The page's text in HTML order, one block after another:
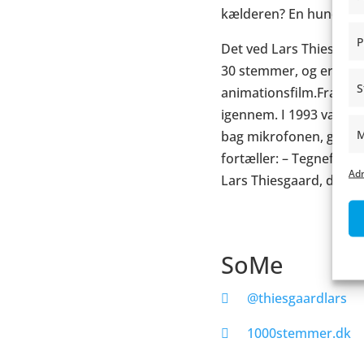
kælderen? En hund på
Det ved Lars
30 stemmer, og er
animationsfilm.Fra
igennem. I 1993
bag mikrofonen,
fortæller: – Tegnefilm
Lars Thiesgaard, der
SoMe
@thiesgaardlars
1000stemmer.dk